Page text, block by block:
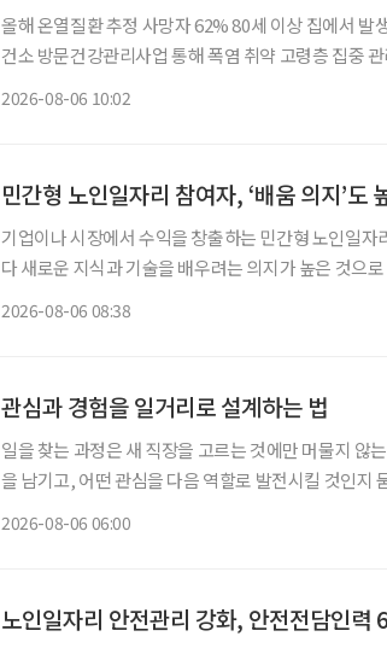
올해 온열질환 추정 사망자 62% 80세 이상 집에서 발
건소 방문건강관리사업 통해 폭염 취약 고령층 집중 관리 올해 폭염으로 인한 온열질환
2026-08-06 10:02
민간형 노인일자리 참여자, ‘배움 의지’도
기업이나 시장에서 수익을 창출하는 민간형 노인일
다 새로운 지식과 기술을 배우려는 의지가 높은 것으
2026-08-06 08:38
관심과 경험을 일거리로 설계하는 법
일을 찾는 과정은 새 직장을 고르는 것에만 머물지 않
을 남기고, 어떤 관심을 다음 역할로 발전시킬 것인지
2026-08-06 06:00
노인일자리 안전관리 강화, 안전전담인력